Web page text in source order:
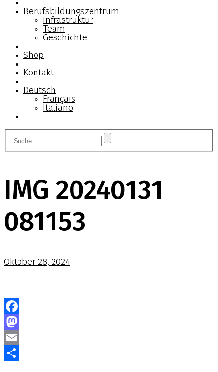
Berufsbildungszentrum
Infrastruktur
Team
Geschichte
Shop
Kontakt
Deutsch
Français
Italiano
IMG 20240131
081153
Oktober 28, 2024
Facebook
Mastodon
Email
Teilen